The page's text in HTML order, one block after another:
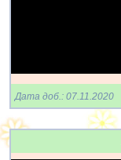
Дата доб.: 07.11.2020